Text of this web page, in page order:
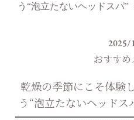
う“泡立たないヘッドスパ”
2025/
おすすめ
乾燥の季節にこそ体験
う“泡立たないヘッド